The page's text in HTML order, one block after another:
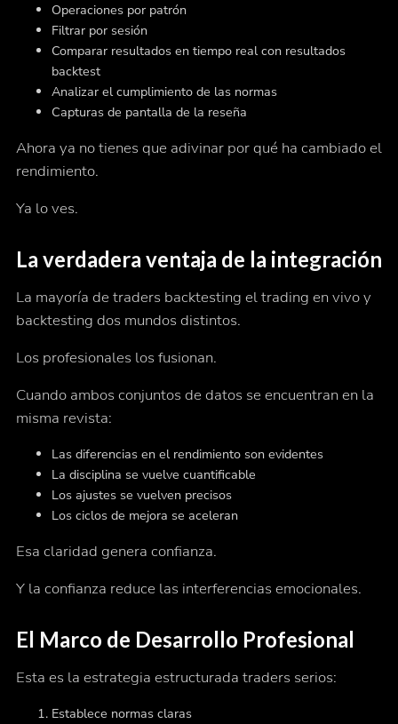
Operaciones por patrón
Filtrar por sesión
Comparar resultados en tiempo real con resultados
backtest
Analizar el cumplimiento de las normas
Capturas de pantalla de la reseña
Ahora ya no tienes que adivinar por qué ha cambiado el
rendimiento.
Ya lo ves.
La verdadera ventaja de la integración
La mayoría de traders backtesting el trading en vivo y
backtesting dos mundos distintos.
Los profesionales los fusionan.
Cuando ambos conjuntos de datos se encuentran en la
misma revista:
Las diferencias en el rendimiento son evidentes
La disciplina se vuelve cuantificable
Los ajustes se vuelven precisos
Los ciclos de mejora se aceleran
Esa claridad genera confianza.
Y la confianza reduce las interferencias emocionales.
El Marco de Desarrollo Profesional
Esta es la estrategia estructurada traders serios:
Establece normas claras